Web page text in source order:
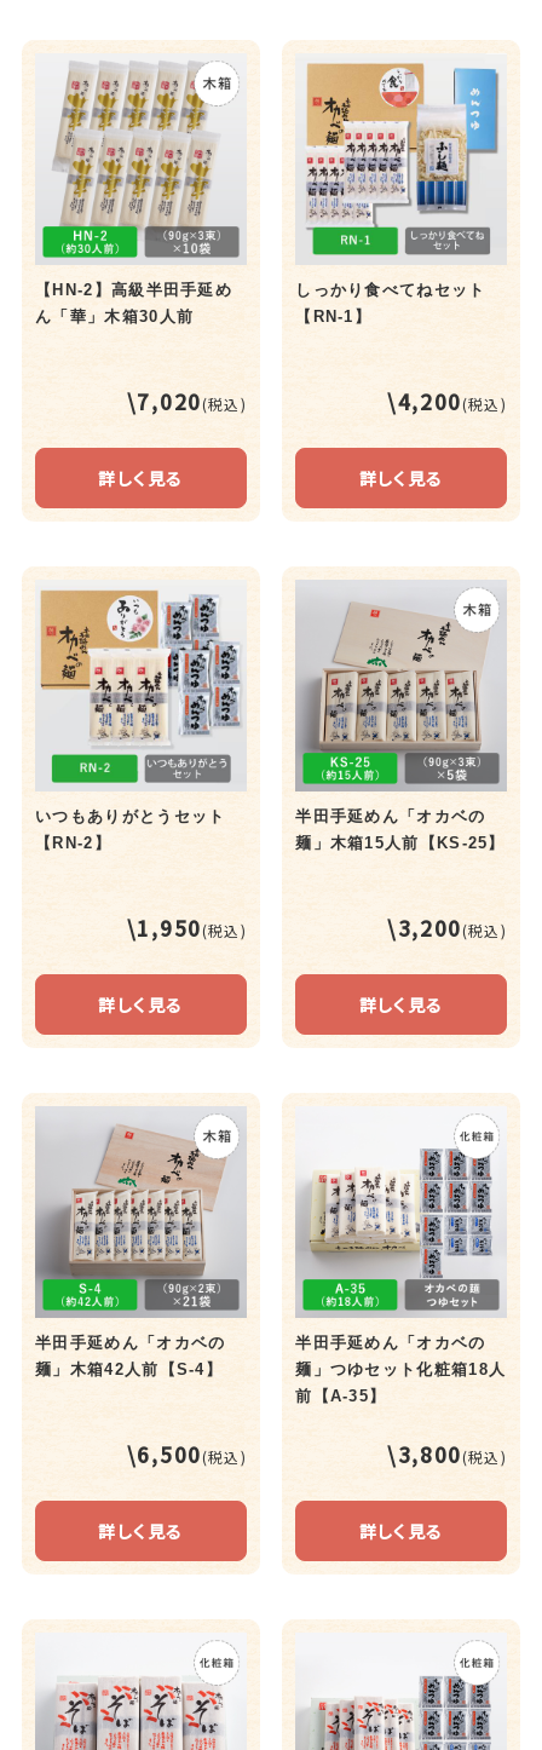
【HN-2】高級半田手延め
ん「華」木箱30人前
\7,020(税込)
詳しく見る
しっかり食べてねセット
【RN-1】
\4,200(税込)
詳しく見る
いつもありがとうセット
【RN-2】
\1,950(税込)
詳しく見る
半田手延めん「オカベの
麺」木箱15人前【KS-25】
\3,200(税込)
詳しく見る
半田手延めん「オカベの
麺」木箱42人前【S-4】
\6,500(税込)
詳しく見る
半田手延めん「オカベの
麺」つゆセット化粧箱18人
前【A-35】
\3,800(税込)
詳しく見る